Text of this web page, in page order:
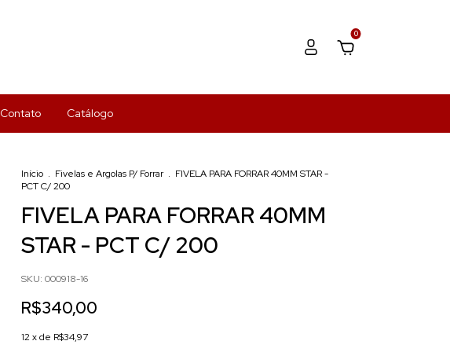
0
Contato Catálogo
Início . Fivelas e Argolas P/ Forrar . FIVELA PARA FORRAR 40MM STAR -
PCT C/ 200
FIVELA PARA FORRAR 40MM
STAR - PCT C/ 200
SKU: 000918-16
R$340,00
12 x de R$34,97